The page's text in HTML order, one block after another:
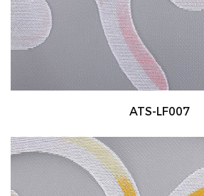
ATS-LF007